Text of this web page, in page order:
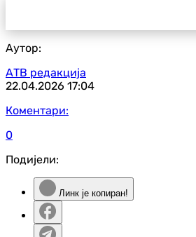
Аутор:
АТВ редакција
22.04.2026 17:04
Коментари:
0
Подијели:
Линк је копиран!